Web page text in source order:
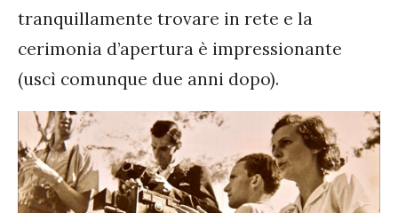
tranquillamente trovare in rete e la
cerimonia d’apertura è impressionante
(uscì comunque due anni dopo).